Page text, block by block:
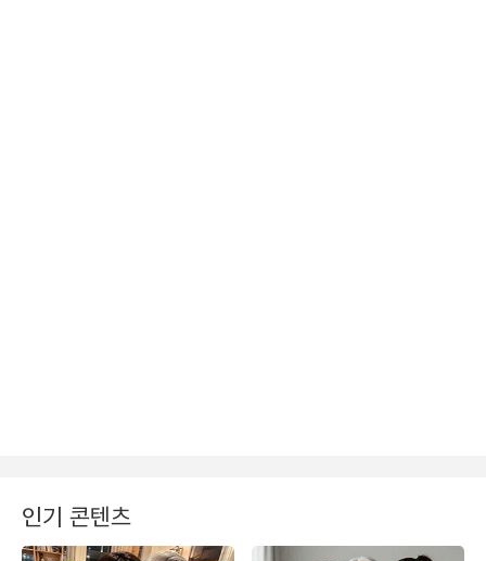
인기 콘텐츠